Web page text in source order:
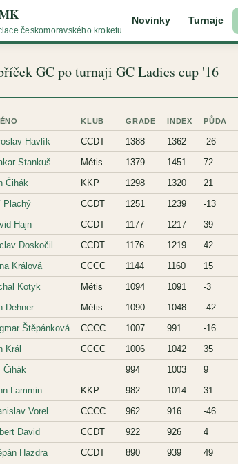
českomoravského kroketu
Novinky Turnaje
GC po turnaji GC Ladies cup '16
KLUB GRADE INDEX PŮDA
Havlík CCDT 1388 1362 -26
Stankuš Métis 1379 1451 72
Čihák KKP 1298 1320 21
Plachý CCDT 1251 1239 -13
Hajn CCDT 1177 1217 39
Doskočil CCDT 1176 1219 42
Králová CCCC 1144 1160 15
Kotyk Métis 1094 1091 -3
Dehner Métis 1090 1048 -42
Štěpánková CCCC 1007 991 -16
Král CCCC 1006 1042 35
Čihák 994 1003 9
Lammin KKP 982 1014 31
Vorel CCCC 962 916 -46
David CCDT 922 926 4
Hazdra CCDT 890 939 49